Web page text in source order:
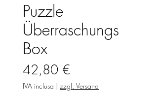
Puzzle
Überraschungs
Box
42,80 €
IVA inclusa | zzgl. Versand